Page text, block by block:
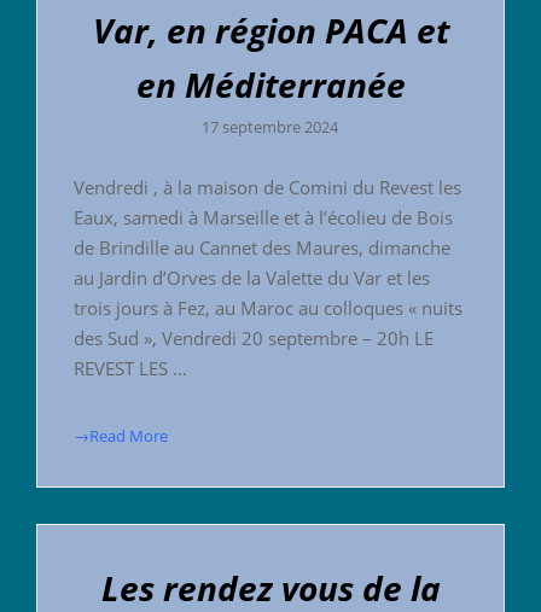
Var, en région PACA et
en Méditerranée
17 septembre 2024
Vendredi , à la maison de Comini du Revest les
Eaux, samedi à Marseille et à l’écolieu de Bois
de Brindille au Cannet des Maures, dimanche
au Jardin d’Orves de la Valette du Var et les
trois jours à Fez, au Maroc au colloques « nuits
des Sud », Vendredi 20 septembre – 20h LE
REVEST LES …
→Read More
Les rendez vous de la